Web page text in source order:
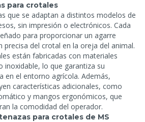
para crotales
que se adaptan a distintos modelos de
sin impresión o electrónicos. Cada
para proporcionar un agarre
precisa del crotal en la oreja del animal.
están fabricadas con materiales
inoxidable, lo que garantiza su
en el entorno agrícola. Además,
características adicionales, como
y mangos ergonómicos, que
la comodidad del operador.
para crotales de MS